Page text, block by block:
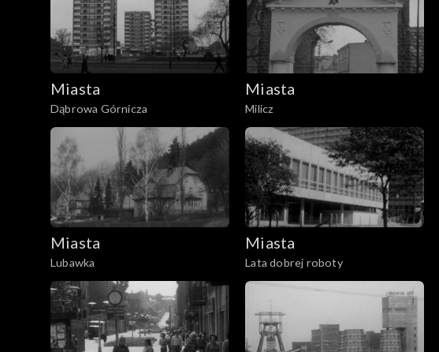
Miasta
Dąbrowa Górnicza
Miasta
Milicz
Miasta
Lubawka
Miasta
Lata dobrej roboty